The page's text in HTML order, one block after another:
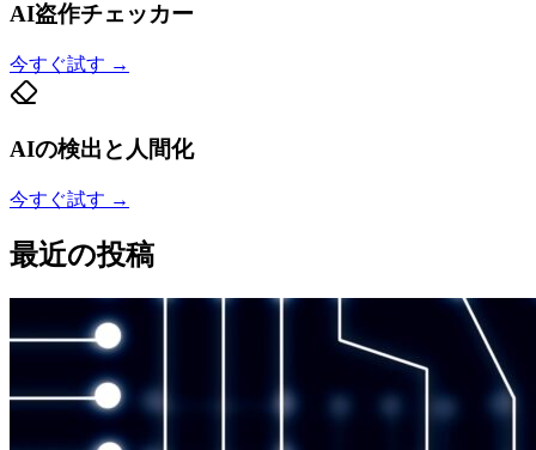
AI盗作チェッカー
今すぐ試す →
AIの検出と人間化
今すぐ試す →
最近の投稿